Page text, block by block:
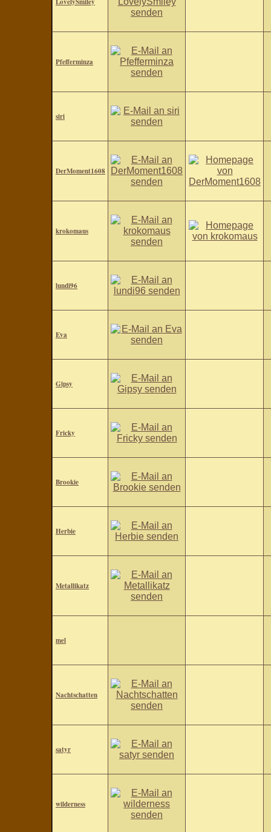
Pfefferminza
siri
DerMoment1608
krokomaus
lundi96
Eva
Gipsy
Fricky
Brookie
Herbie
Metallikatz
mel
Nachtschatten
satyr
wilderness